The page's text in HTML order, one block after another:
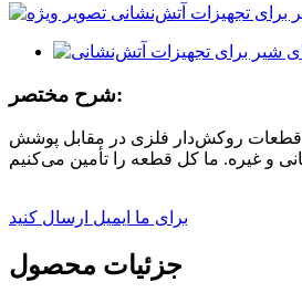
شرح مختصر:
قطعات روکش‌دار فلزی در مقابل پوشش S، نام این مدل ساقه شیر مسی است. فلزاتی مانند برنج، آلومینیوم، فولاد یا استیل ضد زنگ را می‌توان با قابلیت اتصال به انواع الاستومر ارائه داد. اندازه و جنس
برای ما ایمیل ارسال کنید
جزئیات محصول